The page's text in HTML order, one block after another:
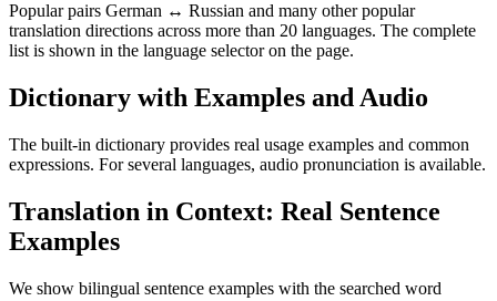
Popular pairs German ↔ Russian and many other popular
translation directions across more than 20 languages. The complete
list is shown in the language selector on the page.
Dictionary with Examples and Audio
The built-in dictionary provides real usage examples and common
expressions. For several languages, audio pronunciation is available.
Translation in Context: Real Sentence
Examples
We show bilingual sentence examples with the searched word